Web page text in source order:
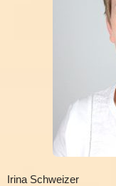
Irina Schweizer